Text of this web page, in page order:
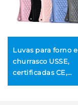
Luvas para forno e
churrasco USSE,
certificadas CE,